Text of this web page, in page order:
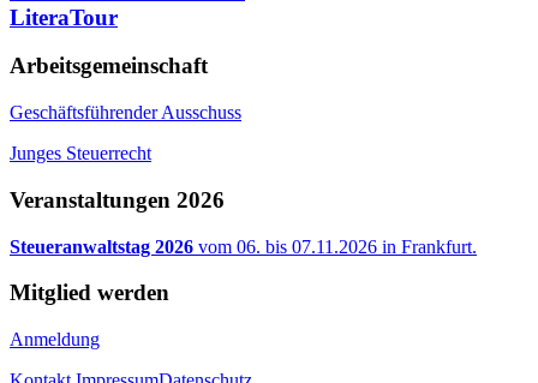
LiteraTour
Arbeitsgemeinschaft
Geschäftsführender Ausschuss
Junges Steuerrecht
Veranstaltungen 2026
Steueranwaltstag 2026 vom 06. bis 07.11.2026 in Frankfurt.
Mitglied werden
Anmeldung